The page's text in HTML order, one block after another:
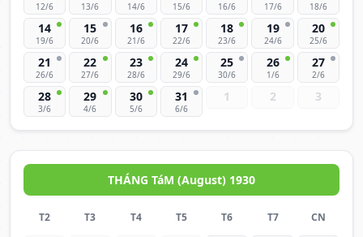
12/6 13/6 14/6 15/6 16/6 17/6 18/6
14
19/6
15
20/6
16
21/6
17
22/6
18
23/6
19
24/6
20
25/6
21
26/6
22
27/6
23
28/6
24
29/6
25
30/6
26
1/6
27
2/6
28
3/6
29
4/6
30
5/6
31
6/6
1 2 3
THÁNG TáM (August) 1930
T2 T3 T4 T5 T6 T7 CN